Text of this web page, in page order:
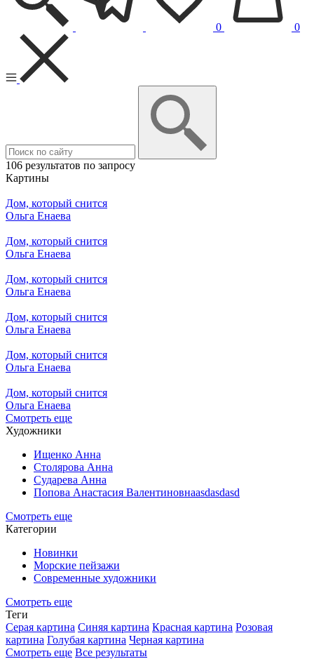
0 0
106 результатов по запросу
Картины
Дом, который снится
Ольга Енаева
Дом, который снится
Ольга Енаева
Дом, который снится
Ольга Енаева
Дом, который снится
Ольга Енаева
Дом, который снится
Ольга Енаева
Дом, который снится
Ольга Енаева
Смотреть еще
Художники
Ищенко Анна
Столярова Анна
Сударева Анна
Попова Анастасия Валентиновнаasdasdasd
Смотреть еще
Категории
Новинки
Морские пейзажи
Современные художники
Смотреть еще
Теги
Серая картина Синяя картина Красная картина Розовая
картина Голубая картина Черная картина
Смотреть еще Все результаты